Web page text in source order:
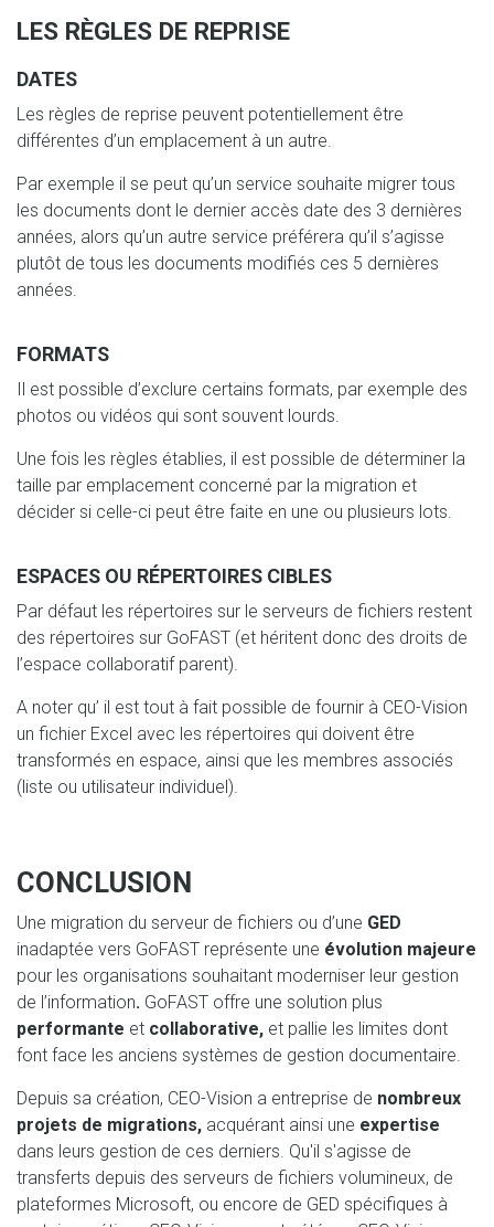
LES RÈGLES DE REPRISE
DATES
Les règles de reprise peuvent potentiellement être
différentes d’un emplacement à un autre.
Par exemple il se peut qu’un service souhaite migrer tous
les documents dont le dernier accès date des 3 dernières
années, alors qu’un autre service préférera qu’il s’agisse
plutôt de tous les documents modifiés ces 5 dernières
années.
FORMATS
Il est possible d’exclure certains formats, par exemple des
photos ou vidéos qui sont souvent lourds.
Une fois les règles établies, il est possible de déterminer la
taille par emplacement concerné par la migration et
décider si celle-ci peut être faite en une ou plusieurs lots.
ESPACES OU RÉPERTOIRES CIBLES
Par défaut les répertoires sur le serveurs de fichiers restent
des répertoires sur GoFAST (et héritent donc des droits de
l’espace collaboratif parent).
A noter qu’ il est tout à fait possible de fournir à CEO-Vision
un fichier Excel avec les répertoires qui doivent être
transformés en espace, ainsi que les membres associés
(liste ou utilisateur individuel).
CONCLUSION
Une migration du serveur de fichiers ou d’une GED
inadaptée vers GoFAST représente une évolution majeure
pour les organisations souhaitant moderniser leur gestion
de l’information. GoFAST offre une solution plus
performante et collaborative, et pallie les limites dont
font face les anciens systèmes de gestion documentaire.
Depuis sa création, CEO-Vision a entreprise de nombreux
projets de migrations, acquérant ainsi une expertise
dans leurs gestion de ces derniers. Qu'il s'agisse de
transferts depuis des serveurs de fichiers volumineux, de
plateformes Microsoft, ou encore de GED spécifiques à